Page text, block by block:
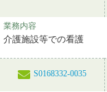
業務内容
介護施設等での看護
S0168332-0035